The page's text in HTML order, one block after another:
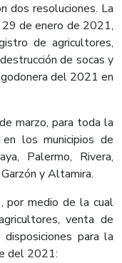
dos resoluciones. La
de enero de 2021,
de agricultores,
de socas y
del 2021 en
marzo, para toda la
los municipios de
Palermo, Rivera,
y Altamira.
por medio de la cual
venta de
para la
del 2021: